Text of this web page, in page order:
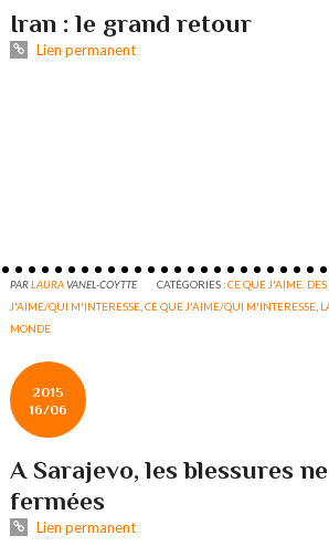
Iran : le grand retour
Lien permanent
PARLAURAVANEL-COYTTE CATÉGORIES :CE QUE J'AIME. DES
J'AIME/QUI M'INTERESSE ,CE QUE J'AIME/QUI M'INTERESSE
MONDE
2015
16/06
A Sarajevo, les blessures
fermées
Lien permanent